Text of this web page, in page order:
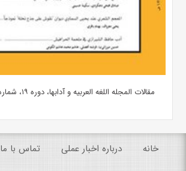
مقالات المجله اللغه العربیه و آدابها، دوره ۱۹، شماره ۱ منتشر شد
خانه درباره اخبار عملی تماس با ما